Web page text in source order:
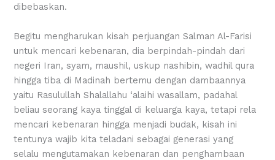
dibebaskan.
Begitu mengharukan kisah perjuangan Salman Al-Farisi
untuk mencari kebenaran, dia berpindah-pindah dari
negeri Iran, syam, maushil, uskup nashibin, wadhil qura
hingga tiba di Madinah bertemu dengan dambaannya
yaitu Rasulullah Shalallahu ‘alaihi wasallam, padahal
beliau seorang kaya tinggal di keluarga kaya, tetapi rela
mencari kebenaran hingga menjadi budak, kisah ini
tentunya wajib kita teladani sebagai generasi yang
selalu mengutamakan kebenaran dan penghambaan